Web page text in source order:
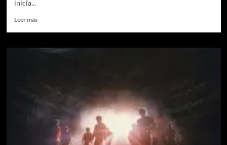
inicia...
Leer másLeer
Regresa
‘ARIRANG’